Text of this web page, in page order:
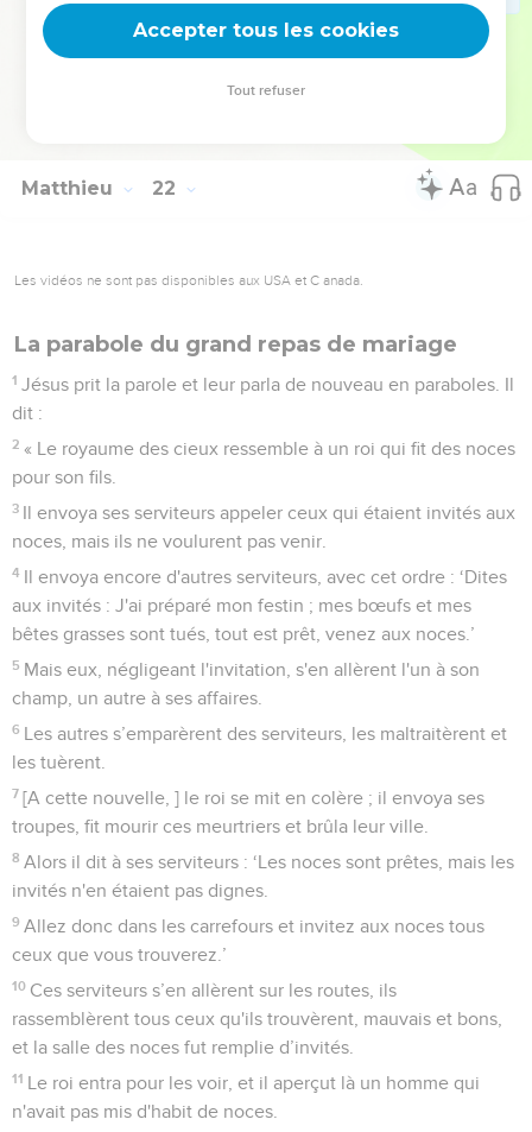
et les pharisiens comprirent que c'était d'eux que Jésus
parlait.
Ils cherchaient à l'arrêter, mais ils redoutaient les réactions
Matthieu 22
Les vidéos ne sont pas disponibles aux USA et C anada.
La parabole du grand repas de mariage
1 Jésus prit la parole et leur parla de nouveau en paraboles. Il
dit :
2 « Le royaume des cieux ressemble à un roi qui fit des noces
pour son fils.
3 Il envoya ses serviteurs appeler ceux qui étaient invités aux
noces, mais ils ne voulurent pas venir.
4 Il envoya encore d'autres serviteurs, avec cet ordre : ‘Dites
aux invités : J'ai préparé mon festin ; mes bœufs et mes
bêtes grasses sont tués, tout est prêt, venez aux noces.’
5 Mais eux, négligeant l'invitation, s'en allèrent l'un à son
champ, un autre à ses affaires.
6 Les autres s’emparèrent des serviteurs, les maltraitèrent et
les tuèrent.
7 [A cette nouvelle, ] le roi se mit en colère ; il envoya ses
troupes, fit mourir ces meurtriers et brûla leur ville.
8 Alors il dit à ses serviteurs : ‘Les noces sont prêtes, mais les
invités n'en étaient pas dignes.
9 Allez donc dans les carrefours et invitez aux noces tous
ceux que vous trouverez.’
10 Ces serviteurs s’en allèrent sur les routes, ils
rassemblèrent tous ceux qu'ils trouvèrent, mauvais et bons,
et la salle des noces fut remplie d’invités.
11 Le roi entra pour les voir, et il aperçut là un homme qui
n'avait pas mis d'habit de noces.
Accepter tous les cookies
Tout refuser